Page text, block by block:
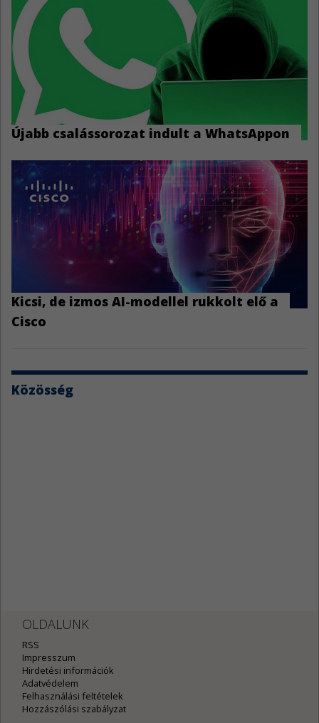
Újabb csalássorozat indult a WhatsAppon
Kicsi, de izmos AI-modellel rukkolt elő a
Cisco
Közösség
OLDALUNK
RSS
Impresszum
Hirdetési információk
Adatvédelem
Felhasználási feltételek
Hozzászólási szabályzat